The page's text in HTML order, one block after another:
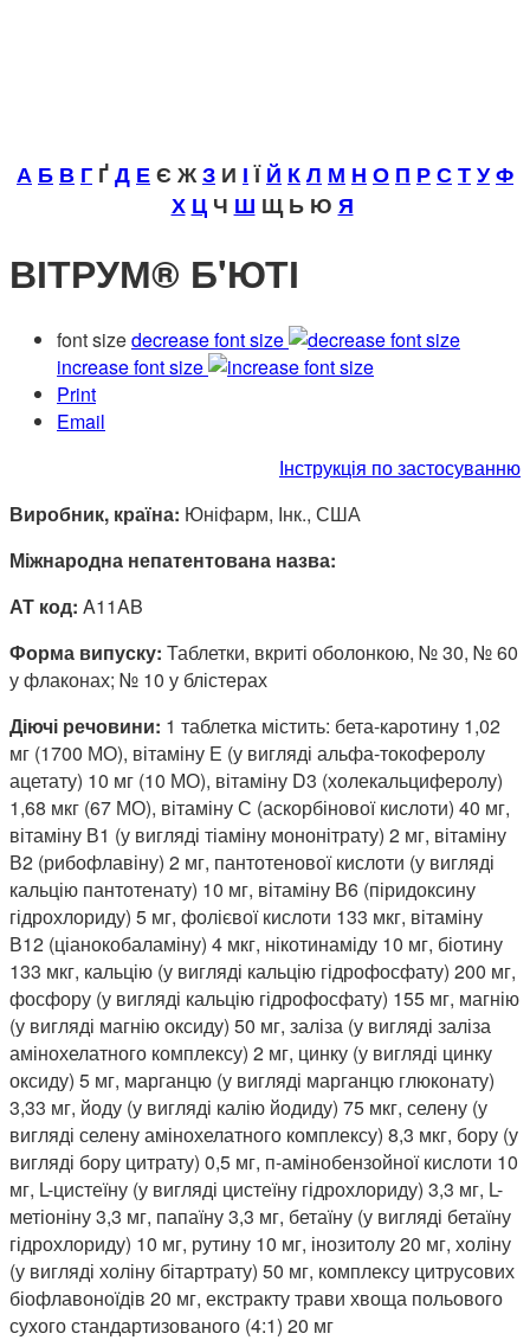
А Б В Г ҐД ЕЄ ЖЗ И ІЇЙ КЛ М Н О П РСТУФ
Х ЦЧ Ш Щ Ь Ю Я
ВІТРУМ® Б'ЮТІ
font sizedecrease font size
increase font size
Print
Email
Інструкція по застосуванню
Виробник, країна: Юніфарм, Інк., США
Міжнародна непатентована назва:
АТ код: A11AB
Форма випуску: Таблетки, вкриті оболонкою, № 30, № 60
у флаконах; № 10 у блістерах
Діючі речовини: 1 таблетка містить: бета-каротину 1,02
мг (1700 МО), вітаміну Е (у вигляді альфа-токоферолу
ацетату) 10 мг (10 МО), вітаміну D3 (холекальциферолу)
1,68 мкг (67 МО), вітаміну С (аскорбінової кислоти) 40 мг,
вітаміну В1 (у вигляді тіаміну мононітрату) 2 мг, вітаміну
В2 (рибофлавіну) 2 мг, пантотенової кислоти (у вигляді
кальцію пантотенату) 10 мг, вітаміну В6 (піридоксину
гідрохлориду) 5 мг, фолієвої кислоти 133 мкг, вітаміну
В12 (ціанокобаламіну) 4 мкг, нікотинаміду 10 мг, біотину
133 мкг, кальцію (у вигляді кальцію гідрофосфату) 200 мг,
фосфору (у вигляді кальцію гідрофосфату) 155 мг, магнію
(у вигляді магнію оксиду) 50 мг, заліза (у вигляді заліза
амінохелатного комплексу) 2 мг, цинку (у вигляді цинку
оксиду) 5 мг, марганцю (у вигляді марганцю глюконату)
3,33 мг, йоду (у вигляді калію йодиду) 75 мкг, селену (у
вигляді селену амінохелатного комплексу) 8,3 мкг, бору (у
вигляді бору цитрату) 0,5 мг, п-амінобензойної кислоти 10
мг, L-цистеїну (у вигляді цистеїну гідрохлориду) 3,3 мг, L-
метіоніну 3,3 мг, папаїну 3,3 мг, бетаїну (у вигляді бетаїну
гідрохлориду) 10 мг, рутину 10 мг, інозитолу 20 мг, холіну
(у вигляді холіну бітартрату) 50 мг, комплексу цитрусових
біофлавоноїдів 20 мг, екстракту трави хвоща польового
сухого стандартизованого (4:1) 20 мг